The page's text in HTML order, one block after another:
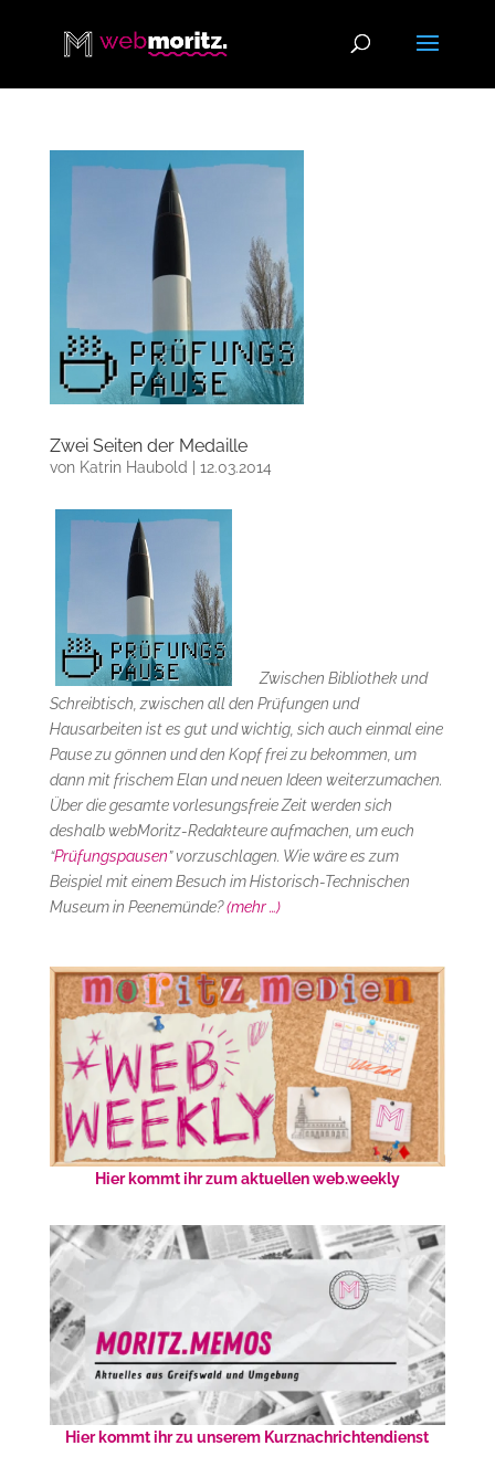
Zwei Seiten der Medaille
von Katrin Haubold 12.03.2014
Zwischen Bibliothek und
Schreibtisch, zwischen all den Prüfungen und
Hausarbeiten ist es gut und wichtig, sich auch einmal eine
Pause zu gönnen und den Kopf frei zu bekommen, um
dann mit frischem Elan und neuen Ideen weiterzumachen.
Über die gesamte vorlesungsfreie Zeit werden sich
deshalb webMoritz-Redakteure aufmachen, um euch
“Prüfungspausen” vorzuschlagen. Wie wäre es zum
Beispiel mit einem Besuch im Historisch-Technischen
Museum in Peenemünde?(mehr …)
Hier kommt ihr zum aktuellen web.weekly
Hier kommt ihr zu unserem Kurznachrichtendienst